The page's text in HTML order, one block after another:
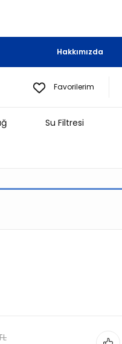
Hakkımızda
Favorilerim
Su Filtresi